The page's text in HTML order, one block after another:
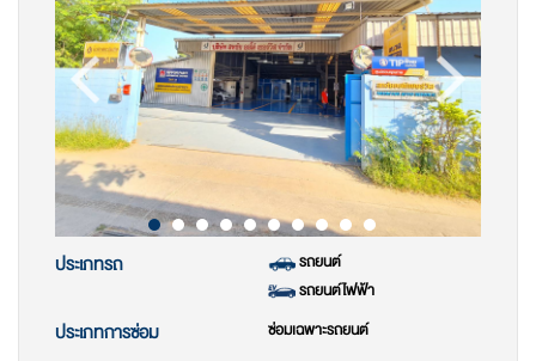
ประเภทรถ
รถยนต์
รถยนต์ไฟฟ้า
ประเภทการซ่อม ซ่อมเฉพาะรถยนต์